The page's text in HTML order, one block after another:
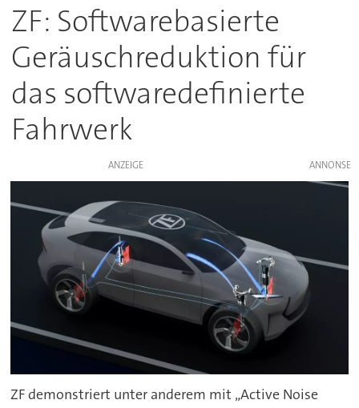
ZF: Softwarebasierte
Geräuschreduktion für
das softwaredefinierte
Fahrwerk
ANZEIGE
ZF demonstriert unter anderem mit „Active Noise